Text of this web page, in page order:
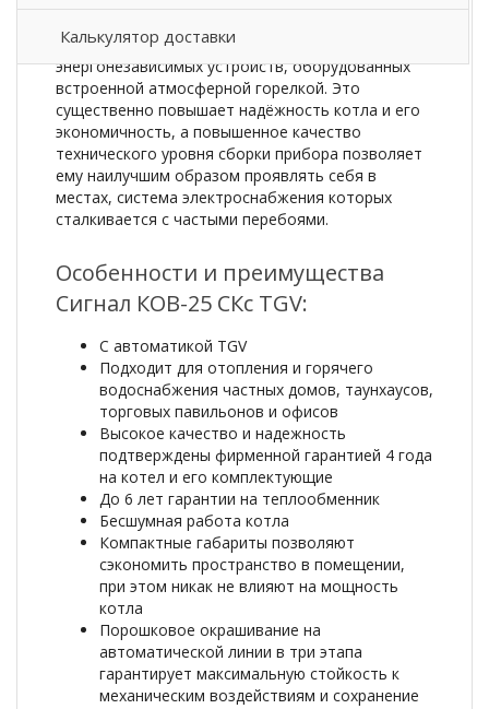
Калькулятор доставки
водотрубный котел. Относится к типу
энергонезависимых устройств, оборудованных
встроенной атмосферной горелкой. Это
существенно повышает надёжность котла и его
экономичность, а повышенное качество
технического уровня сборки прибора позволяет
ему наилучшим образом проявлять себя в
местах, система электроснабжения которых
сталкивается с частыми перебоями.
Особенности и преимущества
Сигнал КОВ-25 СКс TGV:
С автоматикой TGV
Подходит для отопления и горячего
водоснабжения частных домов, таунхаусов,
торговых павильонов и офисов
Высокое качество и надежность
подтверждены фирменной гарантией 4 года
на котел и его комплектующие
До 6 лет гарантии на теплообменник
Бесшумная работа котла
Компактные габариты позволяют
сэкономить пространство в помещении,
при этом никак не влияют на мощность
котла
Порошковое окрашивание на
автоматической линии в три этапа
гарантирует максимальную стойкость к
механическим воздействиям и сохранение